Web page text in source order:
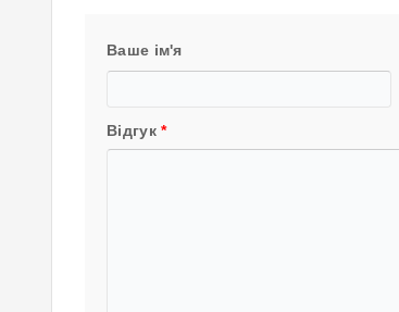
Ваше ім'я
Відгук*